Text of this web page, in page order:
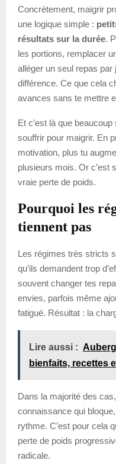
Concrètement, maigrir
une logique simple :
résultats sur la durée.
les portions, remplacer
alléger un seul repas par
différence. Ce que cela
avances sans te mettre
Et c’est là que
souffrir pour maigrir. En
motivation, plus tu
plusieurs mois. Or c’est
vraie perte de poids.
Pourquoi les
tiennent pas
Les régimes très stricts
qu’ils demandent trop
souvent changer tes
envies, parfois même
fatigué. Résultat : la
Lire aussi :
bienfaits, recettes
Dans la majorité des
connaissance qui
rythme. C’est pour cela
perte de poids
radicale.